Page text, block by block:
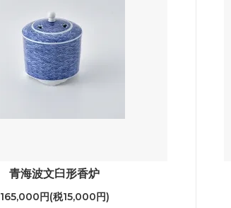
青海波文臼形香炉
165,000円(税15,000円)